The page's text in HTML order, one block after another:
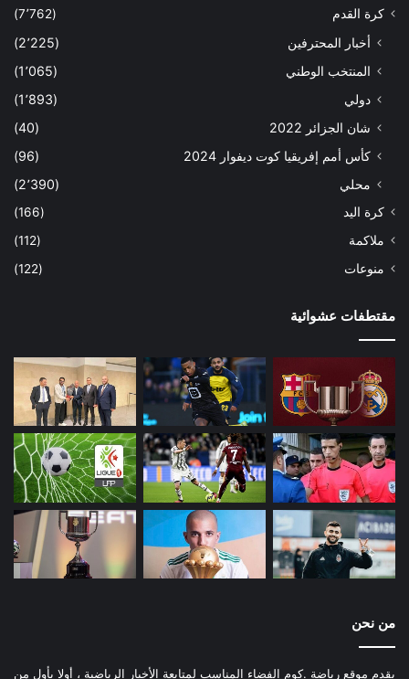
كرة القدم
(7٬762)
أخبار المحترفين
(2٬225)
المنتخب الوطني
(1٬065)
دولي
(1٬893)
شان الجزائر 2022
(40)
كأس أمم إفريقيا كوت ديفوار 2024
(96)
محلي
(2٬390)
كرة اليد
(166)
ملاكمة
(112)
منوعات
(122)
مقتطفات عشوائية
من نحن
يقدم موقع رياضة .كوم الفضاء المناسب لمتابعة الأخبار الرياضية ، أولا بأول من